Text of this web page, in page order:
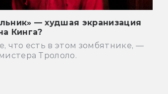
— худшая экранизация
Кинга?
что есть в этом зомбятнике, —
Трололо.